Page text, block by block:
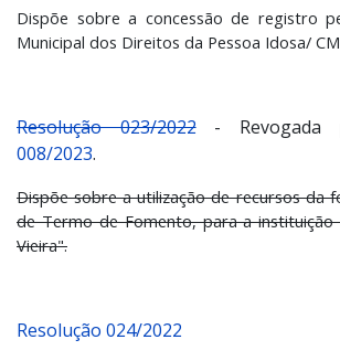
Dispõe sobre a concessão de registro
Municipal dos Direitos da Pessoa Idosa/
Resolução 023/2022- Revogada
008/2023.
Dispõe sobre a utilização de recursos da
de Termo de Fomento, para a instituição
Vieira".
Resolução 024/2022